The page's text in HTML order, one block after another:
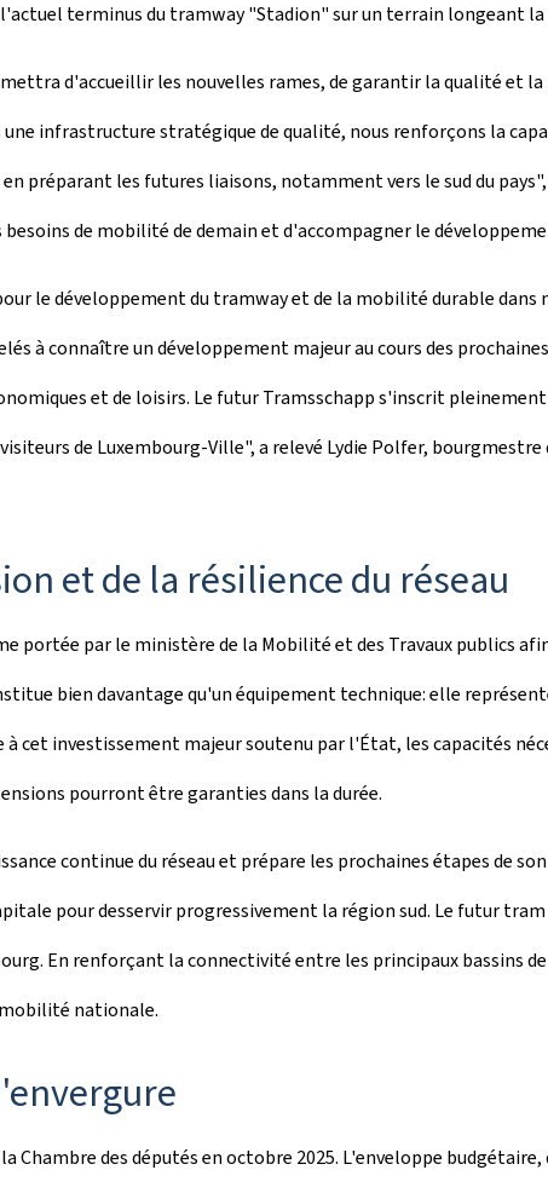
terminus du tramway "Stadion" sur un terrain longeant la
d'accueillir les nouvelles rames, de garantir la qualité et
infrastructure stratégique de qualité, nous renforçons la
les futures liaisons, notamment vers le sud du
de mobilité de demain et d'accompagner le
le développement du tramway et de la mobilité durable
à connaître un développement majeur au cours des
et de loisirs. Le futurTramsschapps'inscrit pleinement
de Luxembourg-Ville", a relevé Lydie Polfer, bourgmestre
et de la résilience du réseau
portée par le ministère de la Mobilité et des Travaux publics
bien davantage qu'un équipement technique: elle
cet investissement majeur soutenu par l'État, les capacités
pourront être garanties dans la durée.
continue du réseau et prépare les prochaines étapes de
pour desservir progressivement la région sud. Le futur
En renforçant la connectivité entre les principaux bassins
nationale.
des députés en octobre 2025. L'enveloppe